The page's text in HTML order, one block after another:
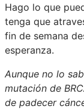
Hago lo que
tenga que
fin de semana
esperanza.
Aunque no lo
mutación de
de padecer